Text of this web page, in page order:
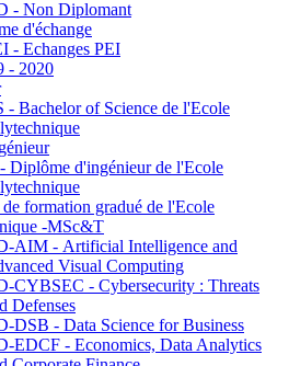
- Non Diplomant
d'échange
- Echanges PEI
- 2020
- Bachelor of Science de l'Ecole
Diplôme d'ingénieur de l'Ecole
formation gradué de l'Ecole
-MSc&T
AIM - Artificial Intelligence and
Visual Computing
CYBSEC - Cybersecurity : Threats
Defenses
DSB - Data Science for Business
EDCF - Economics, Data Analytics